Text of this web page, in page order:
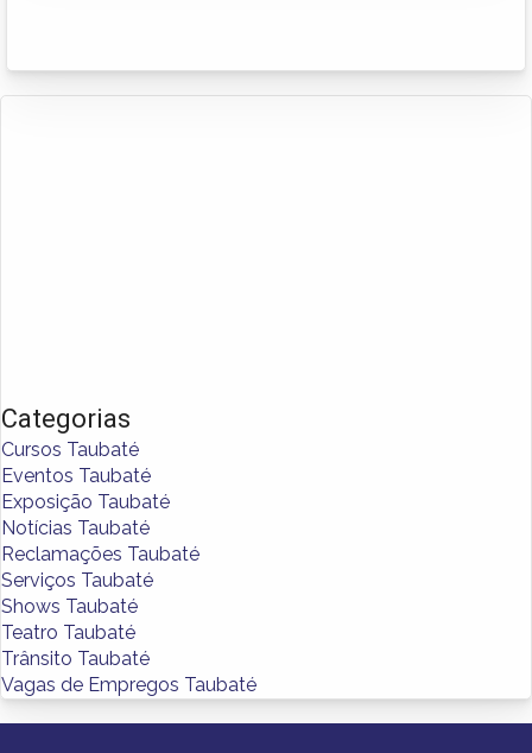
Categorias
Cursos Taubaté
Eventos Taubaté
Exposição Taubaté
Notícias Taubaté
Reclamações Taubaté
Serviços Taubaté
Shows Taubaté
Teatro Taubaté
Trânsito Taubaté
Vagas de Empregos Taubaté